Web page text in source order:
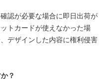
認が必要な場合に即日出荷が
トカードが使えなかった場
デザインした内容に権利侵害
？